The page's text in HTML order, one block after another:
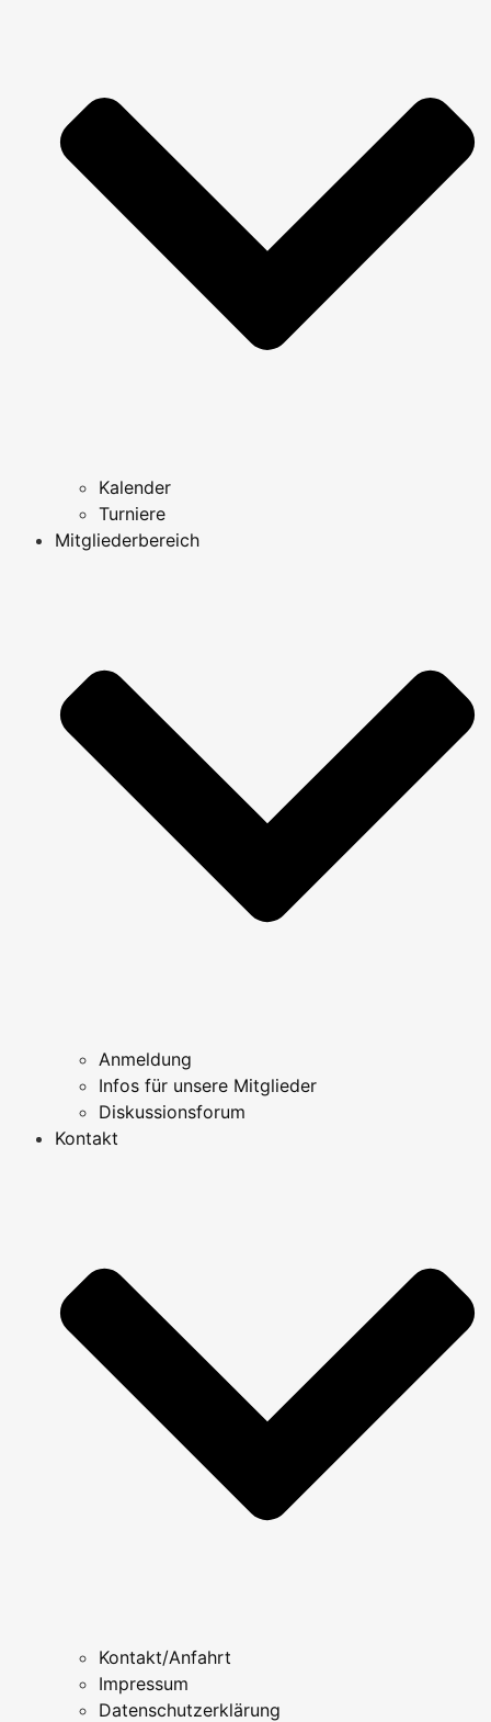
Kalender
Turniere
Mitgliederbereich
Anmeldung
Infos für unsere Mitglieder
Diskussionsforum
Kontakt
Kontakt/Anfahrt
Impressum
Datenschutzerklärung